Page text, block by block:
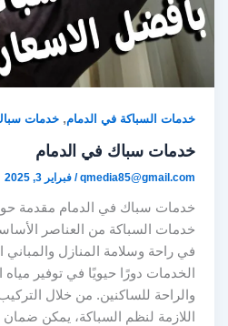
خدمات السباكة في الدمام,خدمات
خدمات سباك في الدمام
qmedia85@gmail.com
/فبراير 3, 2025
خدمات سباك في الدمام مقدمة
خدمات السباكة من العناصر
في راحة وسلامة المنازل والمباني
الخدمات دورًا حيويًا في توفير
والراحة للساكنين. من خلال
اللازمة لنظم السباكة، يمكن